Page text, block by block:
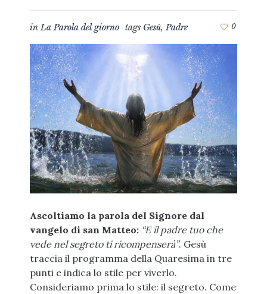
inLa Parola del giorno tags Gesù,Padre 0
Ascoltiamo la parola del Signore dal
vangelo di san Matteo: “E il padre tuo che
vede nel segreto ti ricompenserà”. Gesù
traccia il programma della Quaresima in tre
punti e indica lo stile per viverlo.
Consideriamo prima lo stile: il segreto. Come